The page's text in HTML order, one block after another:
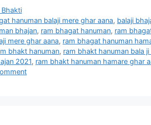
Bhakti
hanuman balaji mere ghar aana, balaji
bhajan, ram bhagat hanuman, ram
mere ghar aana, ram bhagat hanuman
bhakt hanuman, ram bhakt hanuman bala
2021, ram bhakt hanuman hamare ghar